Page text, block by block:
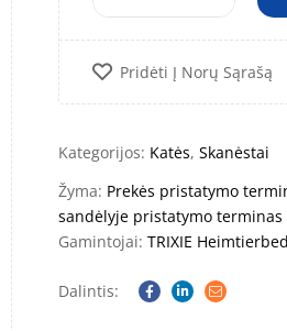
Pridėti Į Norų Sąrašą
Kategorijos: Katės, Skanėstai
Žyma: Prekės pristatymo
sandėlyje pristatymo
Gamintojai: TRIXIE
Dalintis:
Facebook
Linkedin
Email